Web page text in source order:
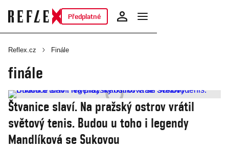
Předplatné
Reflex.cz Finále
finále
Štvanice slaví. Na pražský ostrov vrátil
světový tenis. Budou u toho i legendy
Mandlíková se Sukovou